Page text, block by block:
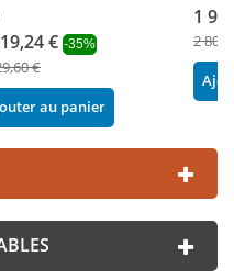
€ -35%
€
au panier
1
2